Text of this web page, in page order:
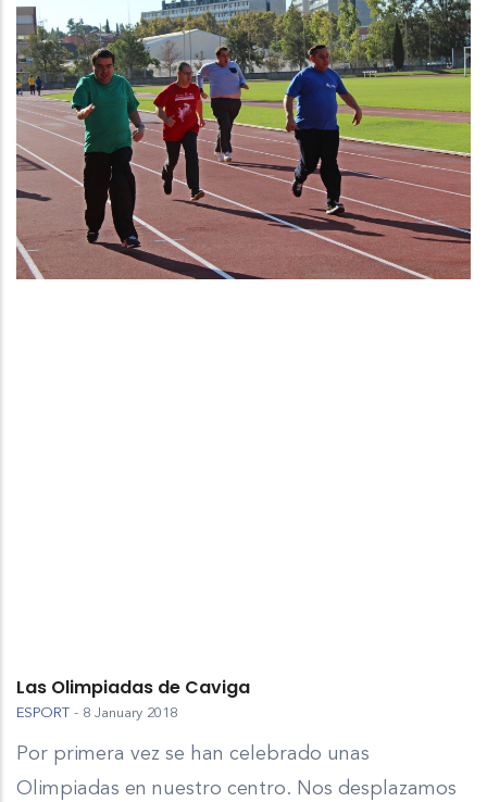
Las Olimpiadas de Caviga
ESPORT - 8 January 2018
Por primera vez se han celebrado unas
Olimpiadas en nuestro centro. Nos desplazamos